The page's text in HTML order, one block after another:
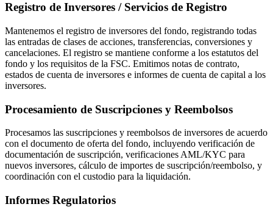
Registro de Inversores / Servicios de Registro
Mantenemos el registro de inversores del fondo, registrando todas
las entradas de clases de acciones, transferencias, conversiones y
cancelaciones. El registro se mantiene conforme a los estatutos del
fondo y los requisitos de la FSC. Emitimos notas de contrato,
estados de cuenta de inversores e informes de cuenta de capital a los
inversores.
Procesamiento de Suscripciones y Reembolsos
Procesamos las suscripciones y reembolsos de inversores de acuerdo
con el documento de oferta del fondo, incluyendo verificación de
documentación de suscripción, verificaciones AML/KYC para
nuevos inversores, cálculo de importes de suscripción/reembolso, y
coordinación con el custodio para la liquidación.
Informes Regulatorios